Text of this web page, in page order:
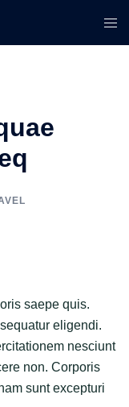
saepe quis.
eligendi.
nesciunt
non. Corporis
sunt excepturi